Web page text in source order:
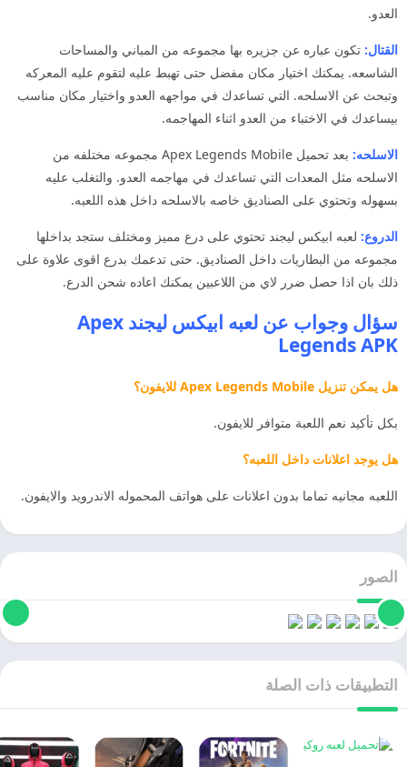
العدو.
القتال: تكون عباره عن جزيره بها مجموعه من المباني والمساحات
الشاسعه. يمكنك اختيار مكان مفضل حتى تهبط عليه لتقوم عليه المعركه
وتبحث عن الاسلحه. التي تساعدك في مواجهه العدو واختيار مكان مناسب
بيساعدك في الاختباء من العدو اثناء المهاجمه.
الاسلحه:
بعد تحميل Apex Legends Mobile مجموعه مختلفه من
الاسلحه مثل المعدات التي تساعدك في مهاجمه العدو. والتغلب عليه
بسهوله وتحتوي على الصناديق خاصه بالاسلحه داخل هذه اللعبه.
الدروع: لعبه ابيكس ليجند تحتوي على درع مميز ومختلف ستجد بداخلها
مجموعه من البطاريات داخل الصناديق. حتى تدعمك بدرع اقوى علاوة على
ذلك بان اذا حصل ضرر لاي من اللاعبين يمكنك اعاده شحن الدرع.
سؤال وجواب عن لعبه ابيكس ليجند Apex
Legends APK
هل يمكن تنزيل Apex Legends Mobile للايفون؟
بكل تأكيد نعم اللعبة متوافر للايفون.
هل يوجد اعلانات داخل اللعبه؟
اللعبه مجانيه تماما بدون اعلانات على هواتف المحموله الاندرويد والايفون.
الصور
التطبيقات ذات الصلة